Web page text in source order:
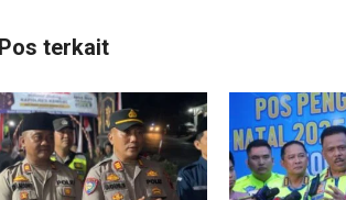
Pos terkait